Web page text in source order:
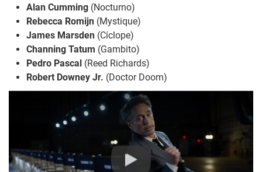
Alan Cumming (Nocturno)
Rebecca Romijn (Mystique)
James Marsden (Cíclope)
Channing Tatum (Gambito)
Pedro Pascal (Reed Richards)
Robert Downey Jr. (Doctor Doom)
Play